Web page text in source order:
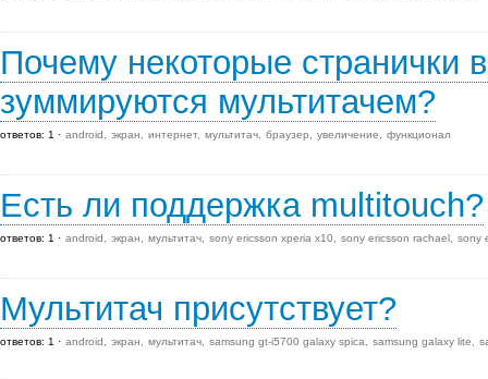
Почему некоторые странички
зуммируются мультитачем?
ответов: 1 android экран интернет мультитач браузер увеличение функционал
Есть ли поддержка multitouch?
ответов: 1 android экран мультитач sony ericsson xperia x10 sony ericsson rachael sony
Мультитач присутствует?
ответов: 1 android экран мультитач samsung gt-i5700 galaxy spica samsung galaxy lite